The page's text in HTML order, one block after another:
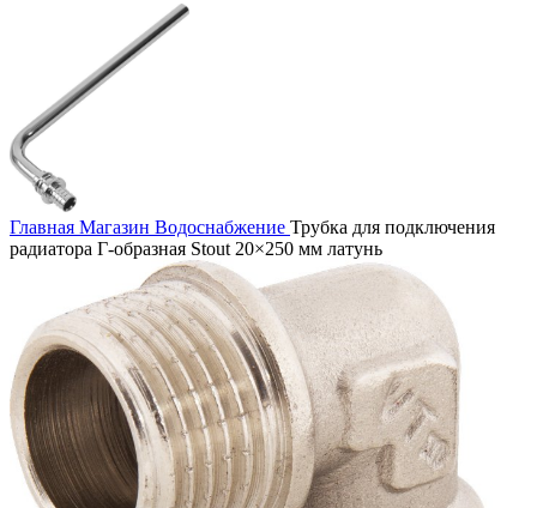
Главная Магазин Водоснабжение Трубка для подключения
радиатора Г-образная Stout 20×250 мм латунь